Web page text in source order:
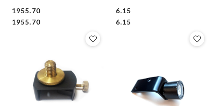
Cena:
1955.70
Cena:
1955.70 Cena:
6.15
Cena:
6.15